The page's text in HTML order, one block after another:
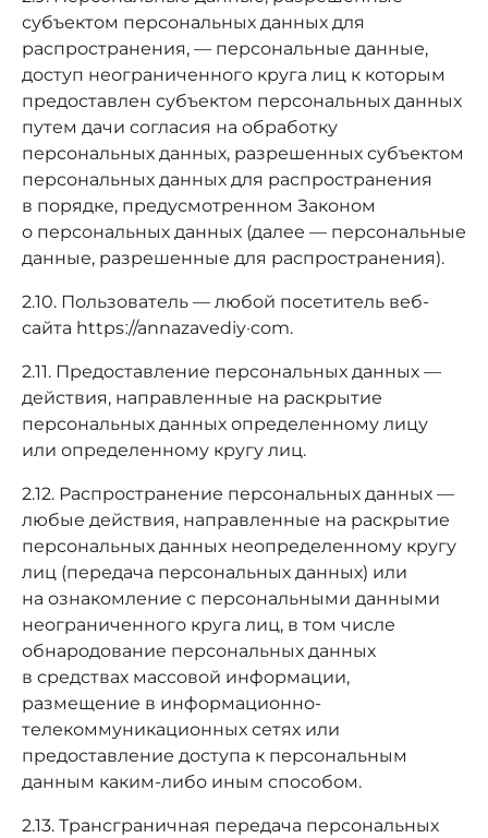
субъектом персональных данных для
распространения, — персональные данные,
доступ неограниченного круга лиц к которым
предоставлен субъектом персональных данных
путем дачи согласия на обработку
персональных данных, разрешенных субъектом
персональных данных для распространения
в порядке, предусмотренном Законом
о персональных данных (далее — персональные
данные, разрешенные для распространения).
2.10. Пользователь — любой посетитель веб-
сайта httpsː//annazavediy·com.
2.11. Предоставление персональных данных —
действия, направленные на раскрытие
персональных данных определенному лицу
или определенному кругу лиц.
2.12. Распространение персональных данных —
любые действия, направленные на раскрытие
персональных данных неопределенному кругу
лиц (передача персональных данных) или
на ознакомление с персональными данными
неограниченного круга лиц, в том числе
обнародование персональных данных
в средствах массовой информации,
размещение в информационно-
телекоммуникационных сетях или
предоставление доступа к персональным
данным каким-либо иным способом.
2.13. Трансграничная передача персональных